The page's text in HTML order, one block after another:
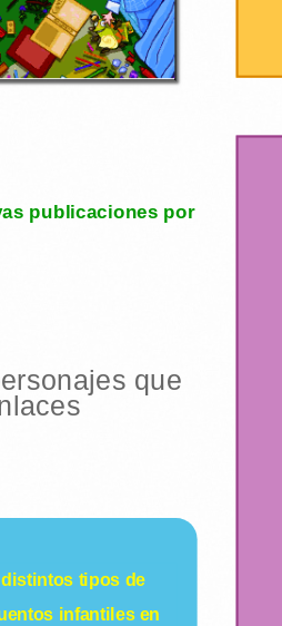
publicaciones por
que
tipos de
infantilesen